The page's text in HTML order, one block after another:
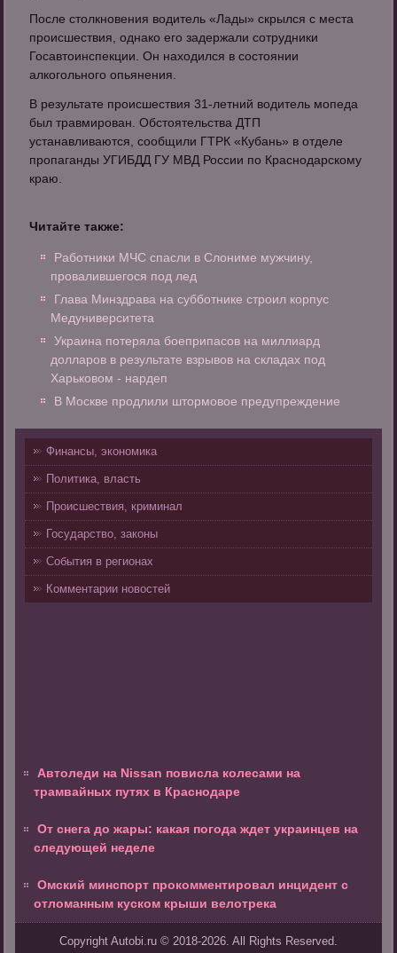
После столкновения водитель «Лады» скрылся с места
происшествия, однако его задержали сотрудники
Госавтоинспекции. Он находился в состоянии
алкогольного опьянения.
В результате происшествия 31-летний водитель мопеда
был травмирован. Обстоятельства ДТП
устанавливаются, сообщили ГТРК «Кубань» в отделе
пропаганды УГИБДД ГУ МВД России по Краснодарскому
краю.
Читайте также:
Работники МЧС спасли в Слониме мужчину,
провалившегося под лед
Глава Минздрава на субботнике строил корпус
Медуниверситета
Украина потеряла боеприпасов на миллиард
долларов в результате взрывов на складах под
Харьковом - нардеп
В Москве продлили штормовое предупреждение
Финансы, экономика
Политика, власть
Происшествия, криминал
Государство, законы
События в регионах
Комментарии новостей
Автоледи на Nissan повисла колесами на
трамвайных путях в Краснодаре
От снега до жары: какая погода ждет украинцев на
следующей неделе
Омский минспорт прокомментировал инцидент с
отломанным куском крыши велотрека
Copyright Autobi.ru © 2018-2026. All Rights Reserved.